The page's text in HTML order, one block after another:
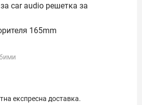
car audio решетка за
165mm
експресна доставка.